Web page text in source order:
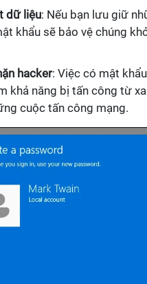
dữ liệu: Nếu bạn lưu giữ
khẩu sẽ bảo vệ chúng
hacker: Việc có mật
khả năng bị tấn công từ
cuộc tấn công mạng.